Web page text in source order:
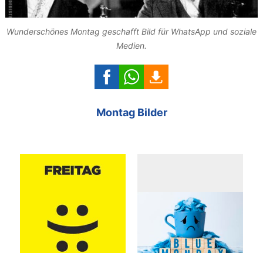
Wunderschönes Montag geschafft Bild für WhatsApp und soziale
Medien.
Montag Bilder